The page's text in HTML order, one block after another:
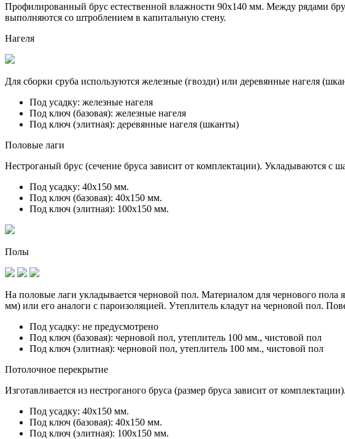
Профилированный брус естественной влажности 90х140 мм. Между рядами
выполняются со штроблением в капитальную стену.
Нагеля
Для сборки сруба используются железные (гвозди) или деревянные нагеля
Под усадку: железные нагеля
Под ключ (базовая): железные нагеля
Под ключ (элитная): деревянные нагеля (шканты)
Половые лаги
Нестроганый брус (сечение бруса зависит от комплектации). Укладываются с
Под усадку: 40х150 мм.
Под ключ (базовая): 40х150 мм.
Под ключ (элитная): 100х150 мм.
Полы
На половые лаги укладывается черновой пол. Материалом для чернового пола
мм) или его аналоги с пароизоляцией. Утеплитель кладут на черновой пол.
Под усадку: не предусмотрено
Под ключ (базовая): черновой пол, утеплитель 100 мм., чистовой пол
Под ключ (элитная): черновой пол, утеплитель 100 мм., чистовой пол
Потолочное перекрытие
Изготавливается из нестроганого бруса (размер бруса зависит от
Под усадку: 40х150 мм.
Под ключ (базовая): 40х150 мм.
Под ключ (элитная): 100х150 мм.